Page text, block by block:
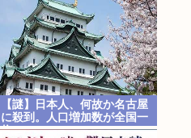
【謎】日本人、何故か名古屋
に殺到。人口増加数が全国一
位に